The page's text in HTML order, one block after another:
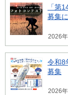
「第
募集
2026
令和8
募集
2026